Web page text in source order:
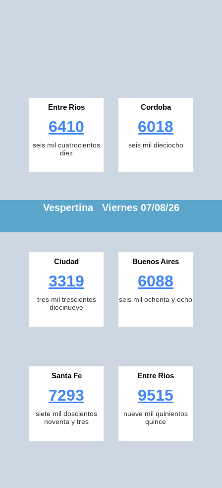
Entre Rios
6410
seis mil cuatrocientos
diez
Cordoba
6018
seis mil dieciocho
Vespertina Viernes 07/08/26
Ciudad
3319
tres mil trescientos
diecinueve
Buenos Aires
6088
seis mil ochenta y ocho
Santa Fe
7293
siete mil doscientos
noventa y tres
Entre Rios
9515
nueve mil quinientos
quince